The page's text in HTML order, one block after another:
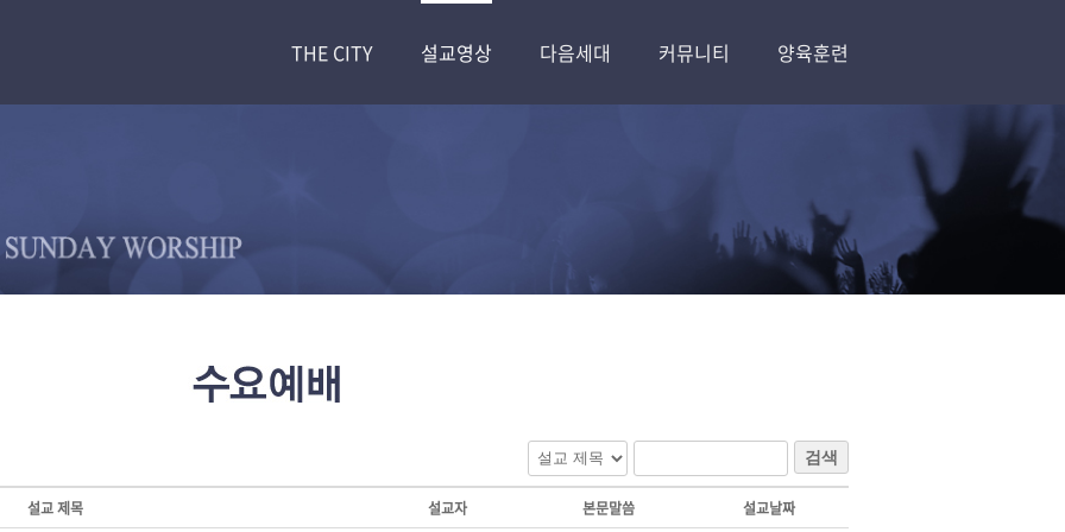
THE CITY 설교영상 다음세대 커뮤니티 양육훈련
검색
설교 제목 설교자 본문말씀 설교날짜